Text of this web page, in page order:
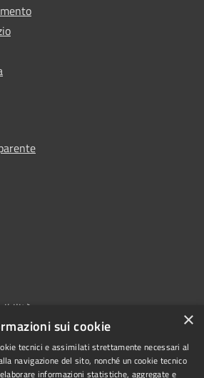
×
sui cookie
tecnici e assimilati strettamente necessari al
navigazione del sito, nonché un cookie tecnico
informazioni statistiche, aggregate e